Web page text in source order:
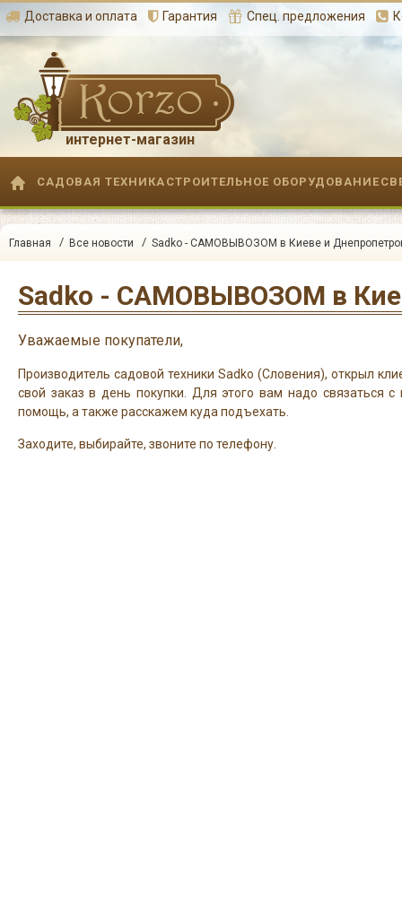
Доставка и оплата Гарантия Спец. предложения
интернет-магазин
САДОВАЯ ТЕХНИКА СТРОИТЕЛЬНОЕ ОБОРУДОВАНИЕ
Главная / Все новости / Sadko - САМОВЫВОЗОМ в Киеве и
Уважаемые покупатели,
Производитель садовой техники Sadko (Словения), открыл
свой заказ в день покупки. Для этого вам надо
помощь, а также расскажем куда подъехать.
Заходите, выбирайте, звоните по телефону.